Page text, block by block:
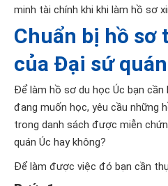
minh tài chính khi khi làm hồ sơ
Chuẩn bị hồ sơ
của Đại sứ quán
Để làm hồ sơ du học Úc bạn
đang muốn học, yêu cầu những
trong danh sách được miễn
quán Úc hay không?
Để làm được việc đó bạn cần